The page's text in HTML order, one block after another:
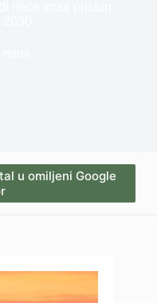
u omiljeni Google